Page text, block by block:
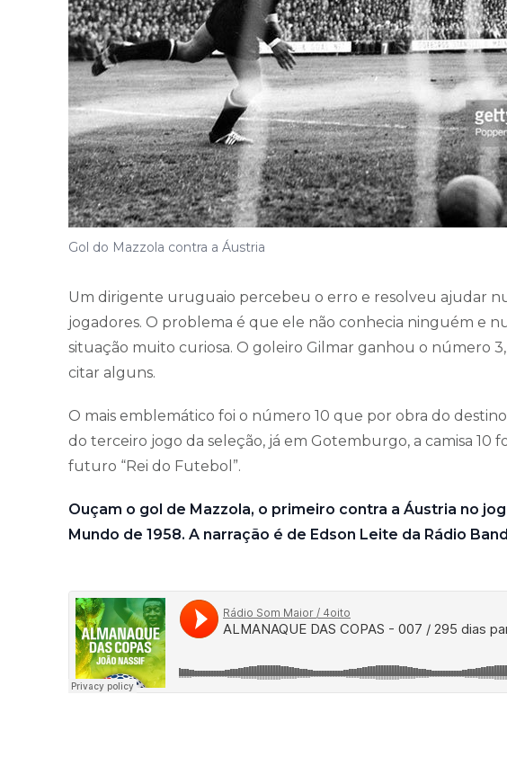
Gol do Mazzola contra a Áustria
Um dirigente uruguaio percebeu o erro e resolveu ajudar
jogadores. O problema é que ele não conhecia ninguém e
situação muito curiosa. O goleiro Gilmar ganhou o número
citar alguns.
O mais emblemático foi o número 10 que por obra do
do terceiro jogo da seleção, já em Gotemburgo, a camisa 10
futuro “Rei do Futebol”.
Ouçam o gol de Mazzola, o primeiro contra a Áustria no
Mundo de 1958. A narração é de Edson Leite da Rádio